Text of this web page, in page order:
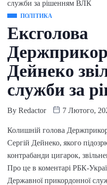
ПОЛІТИКА
Ексголова
Дейнеко
служби за
By Redactor 7 Лютого,
Колишній голова
Сергій Дейнеко, якого
контрабанди цигарок,
Про це в коментарі РБК-
Державної прикордонної